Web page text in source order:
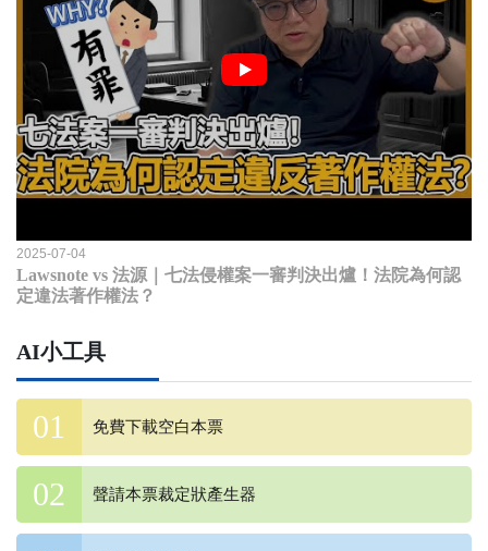
2025-07-04
Lawsnote vs 法源｜七法侵權案一審判決出爐！法院為何認
定違法著作權法？
AI小工具
免費下載空白本票
聲請本票裁定狀產生器